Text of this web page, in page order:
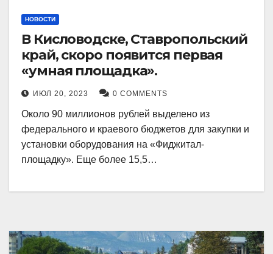
НОВОСТИ
В Кисловодске, Ставропольский
край, скоро появится первая
«умная площадка».
ИЮЛ 20, 2023 0 COMMENTS
Около 90 миллионов рублей выделено из
федерального и краевого бюджетов для закупки и
установки оборудования на «Фиджитал-
площадку». Еще более 15,5…